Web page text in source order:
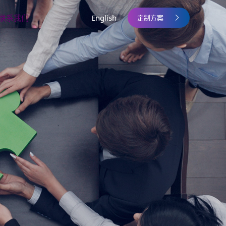
定制方案
English
系我们